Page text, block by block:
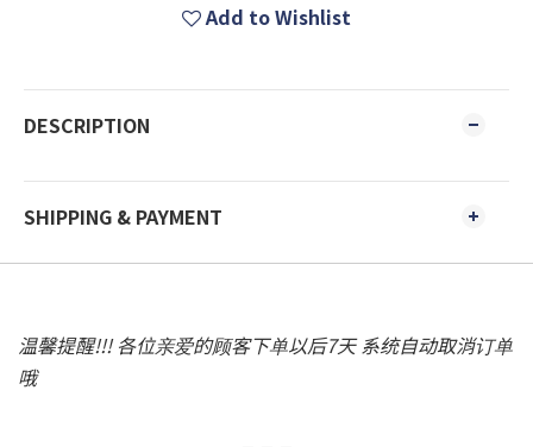
Add to Wishlist
DESCRIPTION
SHIPPING & PAYMENT
温馨提醒!!! 各位亲爱的顾客下单以后7天 系统自动取消订单
哦